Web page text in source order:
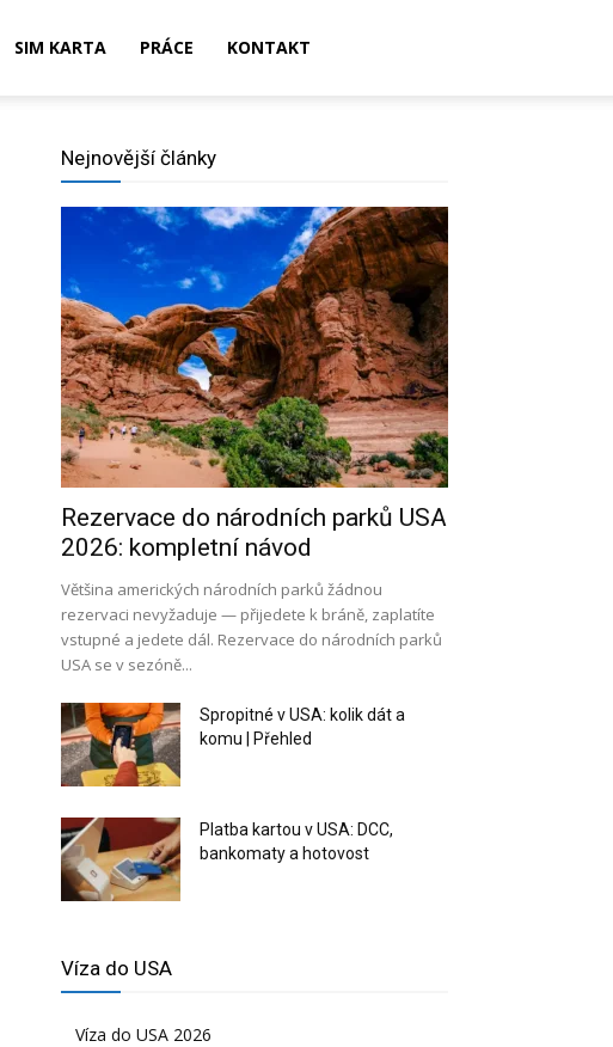
SIM KARTA PRÁCE KONTAKT
Nejnovější články
Rezervace do národních parků USA
2026: kompletní návod
Většina amerických národních parků žádnou
rezervaci nevyžaduje — přijedete k bráně, zaplatíte
vstupné a jedete dál. Rezervace do národních parků
USA se v sezóně...
Spropitné v USA: kolik dát a
komu | Přehled
Platba kartou v USA: DCC,
bankomaty a hotovost
Víza do USA
Víza do USA 2026